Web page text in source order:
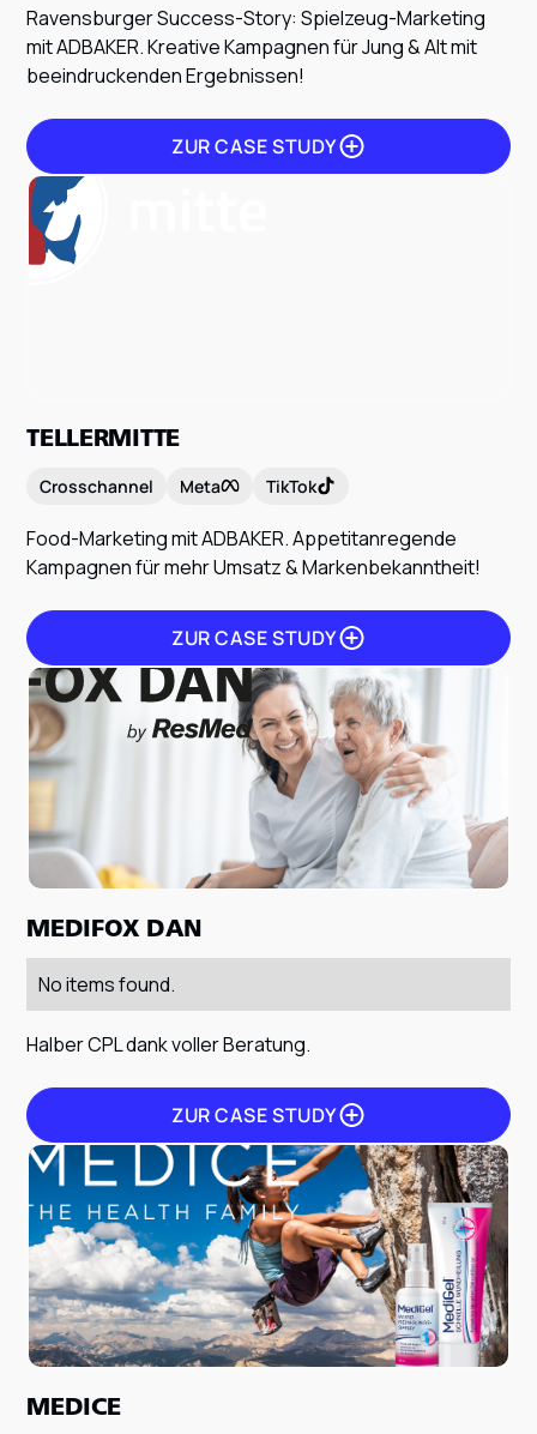
Ravensburger Success-Story: Spielzeug-Marketing
mit ADBAKER. Kreative Kampagnen für Jung & Alt mit
beeindruckenden Ergebnissen!
ZUR CASE STUDY
TELLERMITTE
Crosschannel Meta TikTok
Food-Marketing mit ADBAKER. Appetitanregende
Kampagnen für mehr Umsatz & Markenbekanntheit!
ZUR CASE STUDY
ZUR CASE STUDY
MEDIFOX DAN
No items found.
Halber CPL dank voller Beratung.
ZUR CASE STUDY
ZUR CASE STUDY
MEDICE